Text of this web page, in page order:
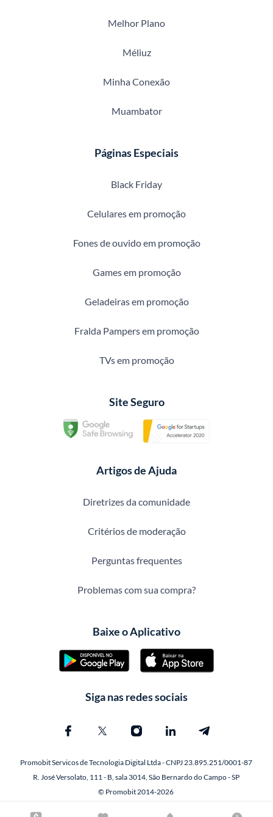
Melhor Plano
Méliuz
Minha Conexão
Muambator
Páginas Especiais
Black Friday
Celulares em promoção
Fones de ouvido em promoção
Games em promoção
Geladeiras em promoção
Fralda Pampers em promoção
TVs em promoção
Site Seguro
Artigos de Ajuda
Diretrizes da comunidade
Critérios de moderação
Perguntas frequentes
Problemas com sua compra?
Baixe o Aplicativo
Siga nas redes sociais
Promobit Servicos de Tecnologia Digital Ltda - CNPJ 23.895.251/0001-87
R. José Versolato, 111 - B, sala 3014, São Bernardo do Campo - SP
© Promobit 2014-2026